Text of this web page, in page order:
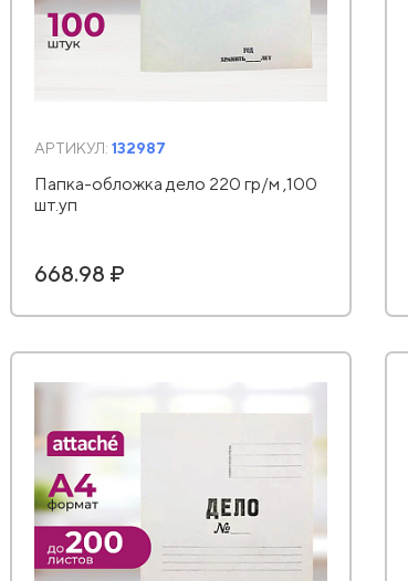
АРТИКУЛ: 132987
Папка-обложка дело 220 гр/м ,100
шт.уп
668.98 ₽